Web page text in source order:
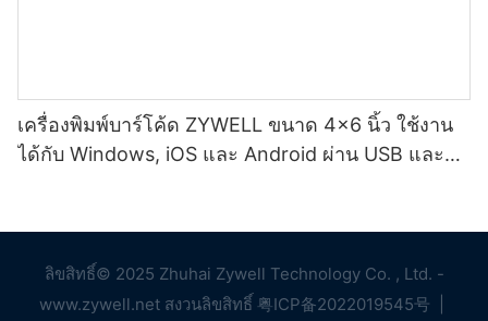
เครื่องพิมพ์บาร์โค้ด ZYWELL ขนาด 4x6 นิ้ว ใช้งาน
ได้กับ Windows, iOS และ Android ผ่าน USB และ
ลิขสิทธิ์© 2025 Zhuhai Zywell Technology Co. , Ltd. -
www.zywell.net สงวนลิขสิทธิ์ 粤ICP备2022019545号